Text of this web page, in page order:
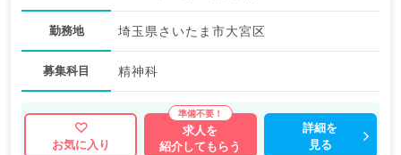
勤務地 埼玉県さいたま市大宮区
募集科目 精神科
お気に入り
求人を
紹介してもらう
詳細を
見る